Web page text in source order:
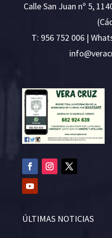
Calle San Juan nº 5,
T: 956 752 006 |
v@ofn
i
ÚLTIMAS NOTICIAS